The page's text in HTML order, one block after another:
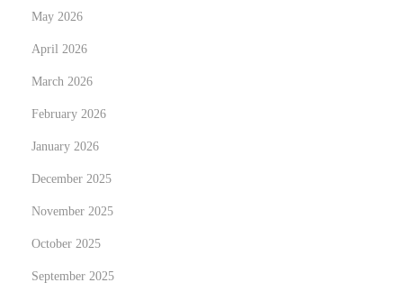
May 2026
April 2026
March 2026
February 2026
January 2026
December 2025
November 2025
October 2025
September 2025